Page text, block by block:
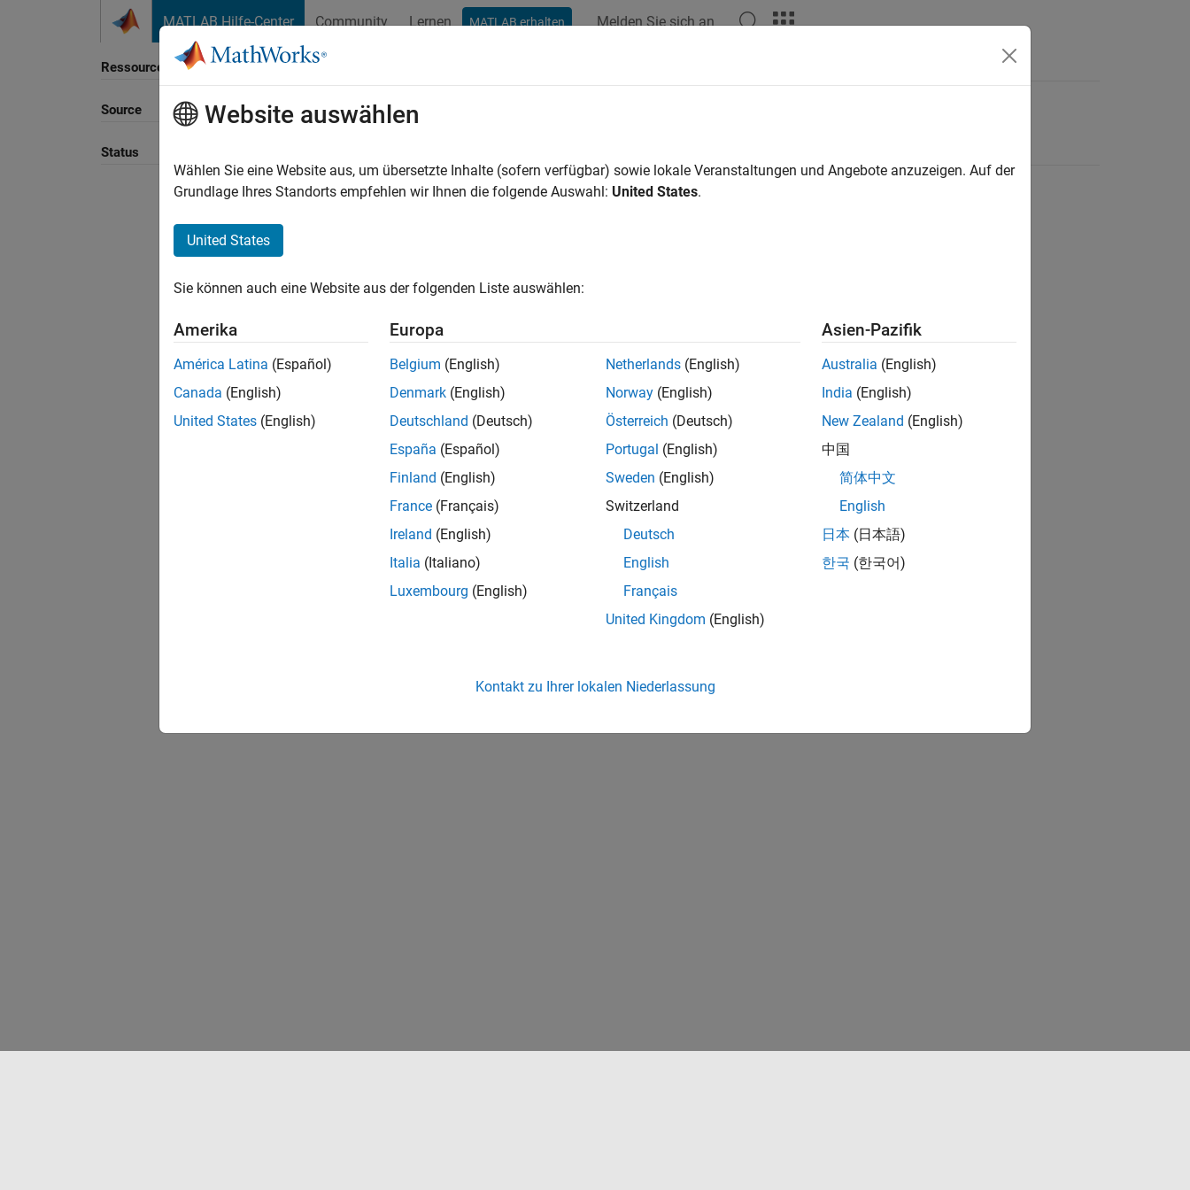
MATLAB Hilfe-Center Community Lernen MATLAB erhalten Melden Sie sich an
Ressource
Source
Status
Sortieren nach
Website auswählen
Wählen Sie eine Website aus, um übersetzte Inhalte (sofern verfügbar) sowie lokale Veranstaltungen und Angebote anzuzeigen. Auf der
Grundlage Ihres Standorts empfehlen wir Ihnen die folgende Auswahl: United States.
United States
Sie können auch eine Website aus der folgenden Liste auswählen:
Amerika
América Latina (Español)
Canada (English)
United States (English)
Europa
Belgium (English)
Denmark (English)
Deutschland (Deutsch)
España (Español)
Finland (English)
France (Français)
Ireland (English)
Italia (Italiano)
Luxembourg (English)
Netherlands (English)
Norway (English)
Österreich (Deutsch)
Portugal (English)
Sweden (English)
Switzerland
Deutsch
English
Français
United Kingdom (English)
Asien-Pazifik
Australia (English)
India (English)
New Zealand (English)
中国
简体中文
English
日本 (日本語)
한국 (한국어)
Kontakt zu Ihrer lokalen Niederlassung